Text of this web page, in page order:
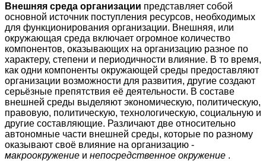
Внешняя среда организации представляет собой
основной источник поступления ресурсов, необходимых
для функционирования организации. Внешняя, или
окружающая среда включает огромное количество
компонентов, оказывающих на организацию разное по
характеру, степени и периодичности влияние. В то время,
как одни компоненты окружающей среды предоставляют
организации возможности для развития, другие создают
серьёзные препятствия её деятельности. В составе
внешней среды выделяют экономическую, политическую,
правовую, политическую, технологическую, социальную и
другие составляющие. Различают две относительно
автономные части внешней среды, которые по разному
оказывают своё влияние на организацию -
макроокружение и непосредственное окружение .